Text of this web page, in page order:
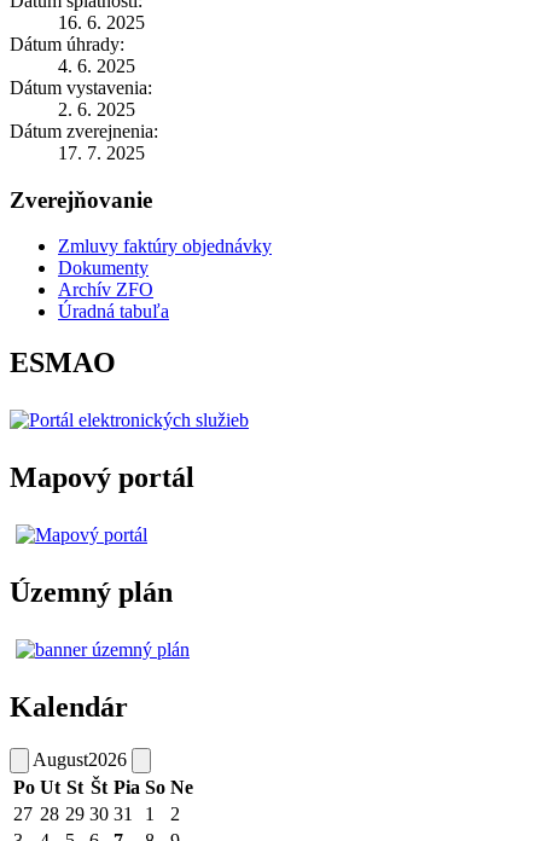
16. 6. 2025
Dátum úhrady:
4. 6. 2025
Dátum vystavenia:
2. 6. 2025
Dátum zverejnenia:
17. 7. 2025
Zverejňovanie
Zmluvy faktúry objednávky
Dokumenty
Archív ZFO
Úradná tabuľa
ESMAO
Mapový portál
Územný plán
Kalendár
August2026
Po Ut St Št Pia So Ne
27 28 29 30 31 1
2